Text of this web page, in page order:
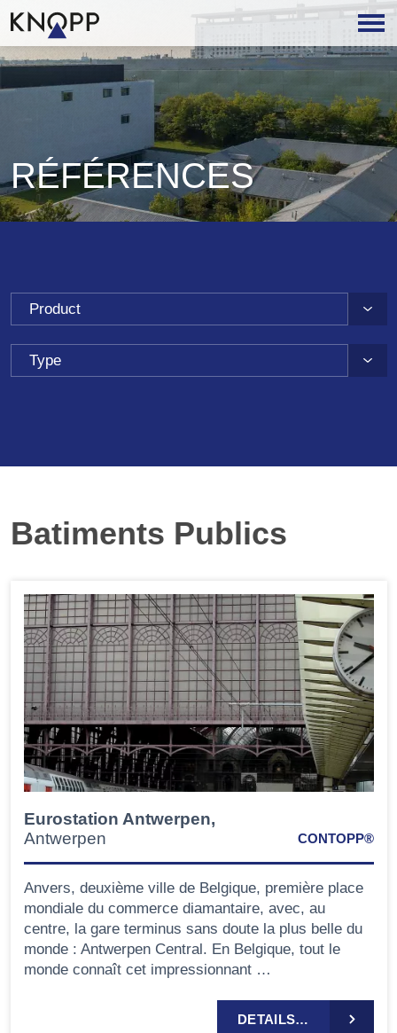
RÉFÉRENCES
Product
Type
Batiments Publics
Eurostation Antwerpen,
Antwerpen
CONTOPP®
Anvers, deuxième ville de Belgique, première place
mondiale du commerce diamantaire, avec, au
centre, la gare terminus sans doute la plus belle du
monde : Antwerpen Central. En Belgique, tout le
monde connaît cet impressionnant …
DETAILS…